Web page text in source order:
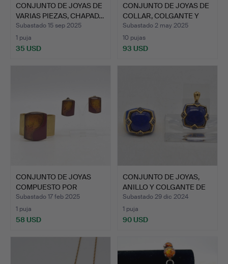
CONJUNTO DE JOYAS DE
VARIAS PIEZAS, CHAPAD…
Subastado 15 sep 2025
1 puja
35 USD
CONJUNTO DE JOYAS DE
COLLAR, COLGANTE Y
AL…
Subastado 2 may 2025
10 pujas
93 USD
CONJUNTO DE JOYAS
COMPUESTO POR
BRAZALETE …
Subastado 17 feb 2025
1 puja
58 USD
CONJUNTO DE JOYAS,
ANILLO Y COLGANTE DE
LA…
Subastado 29 dic 2024
1 puja
90 USD